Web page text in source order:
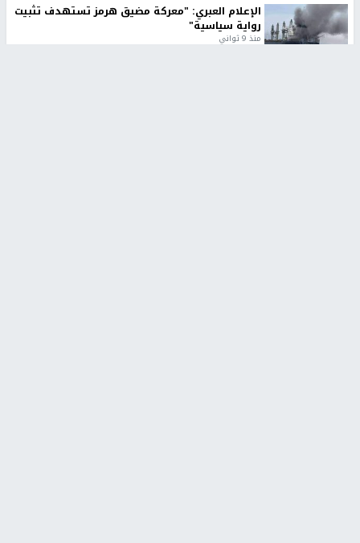
الإعلام العبري: "معركة مضيق هرمز تستهدف تثبيت
رواية سياسية"
منذ 9 ثواني